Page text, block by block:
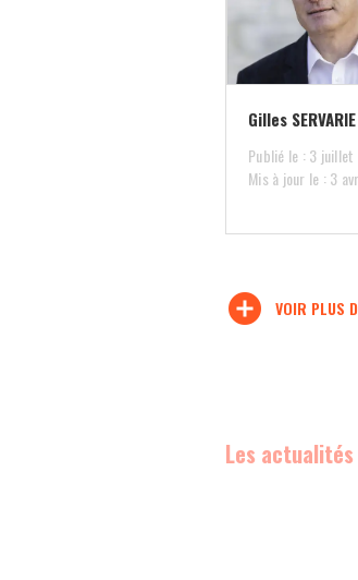
Gilles SERVARIE
Publié le : 3 juillet
Mis à jour le : 3
add_circle VOIR PLUS
Les